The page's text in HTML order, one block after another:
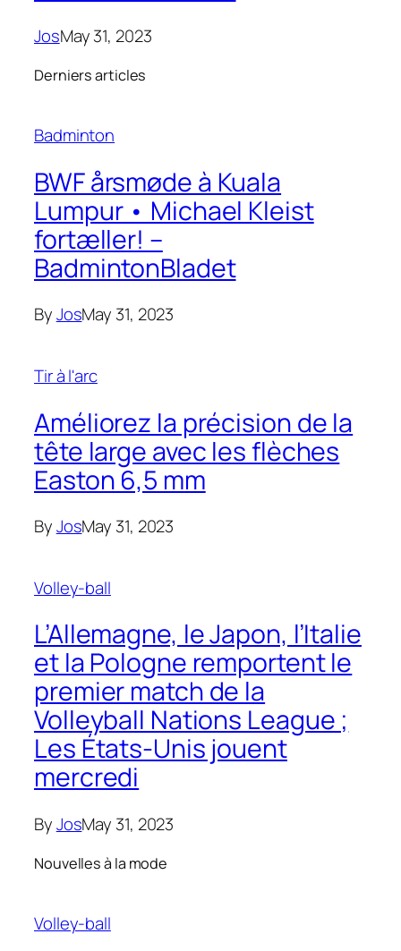
JosMay 31, 2023
Derniers articles
Badminton
BWF årsmøde à Kuala
Lumpur • Michael Kleist
fortæller! –
BadmintonBladet
ByJosMay 31, 2023
Tir à l'arc
Améliorez la précision de la
tête large avec les flèches
Easton 6,5 mm
ByJosMay 31, 2023
Volley-ball
L’Allemagne, le Japon, l’Italie
et la Pologne remportent le
premier match de la
Volleyball Nations League ;
Les États-Unis jouent
mercredi
ByJosMay 31, 2023
Nouvelles à la mode
Volley-ball